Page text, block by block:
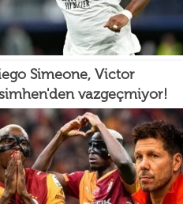
Simeone, Victor
vazgeçmiyor!